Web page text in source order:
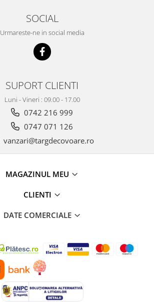
SOCIAL
Urmareste-ne in social media
SUPORT CLIENTI
Luni - Vineri : 09.00 - 17.00
0742 216 999
0747 071 126
vanzari@targdecovoare.ro
MAGAZINUL MEU
CLIENTI
DATE COMERCIALE